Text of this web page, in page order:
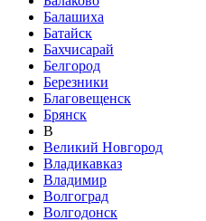
Балашиха
Батайск
Бахчисарай
Белгород
Березники
Благовещенск
Брянск
В
Великий Новгород
Владикавказ
Владимир
Волгоград
Волгодонск